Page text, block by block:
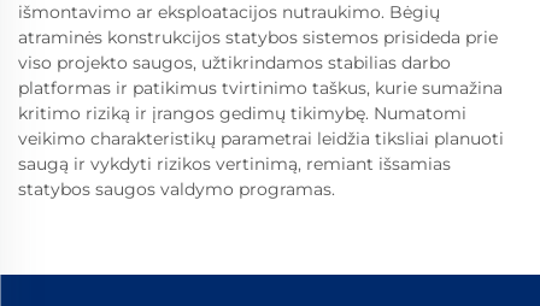
išmontavimo ar eksploatacijos nutraukimo. Bėgių
atraminės konstrukcijos statybos sistemos prisideda prie
viso projekto saugos, užtikrindamos stabilias darbo
platformas ir patikimus tvirtinimo taškus, kurie sumažina
kritimo riziką ir įrangos gedimų tikimybę. Numatomi
veikimo charakteristikų parametrai leidžia tiksliai planuoti
saugą ir vykdyti rizikos vertinimą, remiant išsamias
statybos saugos valdymo programas.